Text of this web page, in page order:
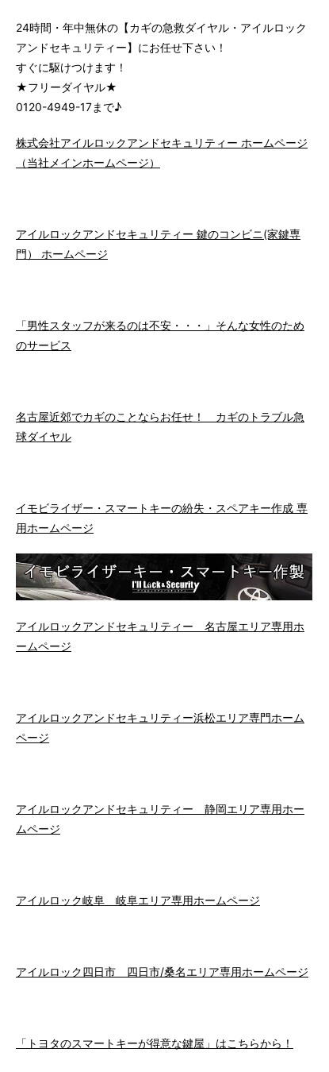
24時間・年中無休の【カギの急救ダイヤル・アイルロック
アンドセキュリティー】にお任せ下さい！
すぐに駆けつけます！
★フリーダイヤル★
0120-4949-17まで♪
株式会社アイルロックアンドセキュリティー ホームページ
（当社メインホームページ）
アイルロックアンドセキュリティー 鍵のコンビニ(家鍵専
門） ホームページ
「男性スタッフが来るのは不安・・・」そんな女性のため
のサービス
名古屋近郊でカギのことならお任せ！ カギのトラブル急
球ダイヤル
イモビライザー・スマートキーの紛失・スペアキー作成 専
用ホームページ
アイルロックアンドセキュリティー 名古屋エリア専用ホ
ームページ
アイルロックアンドセキュリティー浜松エリア専門ホーム
ページ
アイルロックアンドセキュリティー 静岡エリア専用ホー
ムページ
アイルロック岐阜 岐阜エリア専用ホームページ
アイルロック四日市 四日市/桑名エリア専用ホームページ
「トヨタのスマートキーが得意な鍵屋」はこちらから！